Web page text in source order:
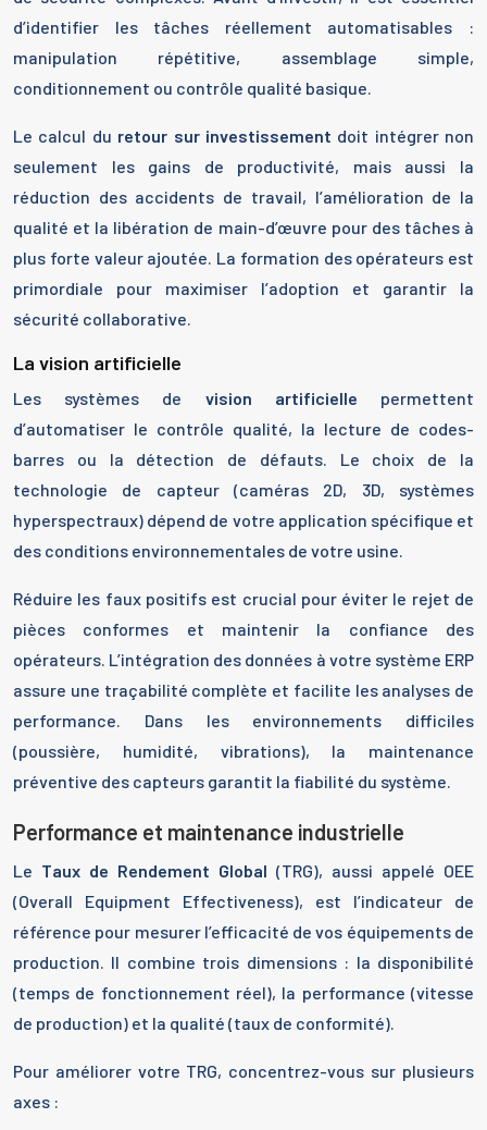
d’identifier les tâches réellement automatisables :
manipulation répétitive, assemblage simple,
conditionnement ou contrôle qualité basique.
Le calcul du retour sur investissement doit intégrer non
seulement les gains de productivité, mais aussi la
réduction des accidents de travail, l’amélioration de la
qualité et la libération de main-d’œuvre pour des tâches à
plus forte valeur ajoutée. La formation des opérateurs est
primordiale pour maximiser l’adoption et garantir la
sécurité collaborative.
La vision artificielle
Les systèmes de vision artificielle permettent
d’automatiser le contrôle qualité, la lecture de codes-
barres ou la détection de défauts. Le choix de la
technologie de capteur (caméras 2D, 3D, systèmes
hyperspectraux) dépend de votre application spécifique et
des conditions environnementales de votre usine.
Réduire les faux positifs est crucial pour éviter le rejet de
pièces conformes et maintenir la confiance des
opérateurs. L’intégration des données à votre système ERP
assure une traçabilité complète et facilite les analyses de
performance. Dans les environnements difficiles
(poussière, humidité, vibrations), la maintenance
préventive des capteurs garantit la fiabilité du système.
Performance et maintenance industrielle
Le Taux de Rendement Global (TRG), aussi appelé OEE
(Overall Equipment Effectiveness), est l’indicateur de
référence pour mesurer l’efficacité de vos équipements de
production. Il combine trois dimensions : la disponibilité
(temps de fonctionnement réel), la performance (vitesse
de production) et la qualité (taux de conformité).
Pour améliorer votre TRG, concentrez-vous sur plusieurs
axes :